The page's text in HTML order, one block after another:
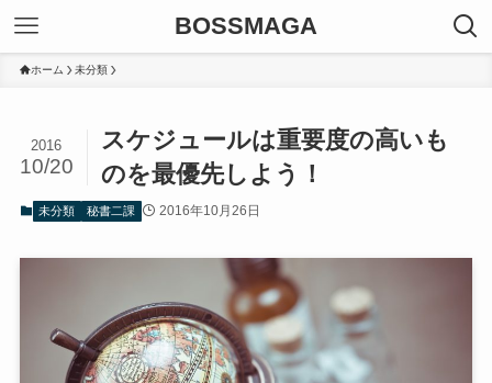
BOSSMAGA
ホーム 未分類
スケジュールは重要度の高いも
のを最優先しよう！
2016
10/20
未分類 秘書二課 2016年10月26日